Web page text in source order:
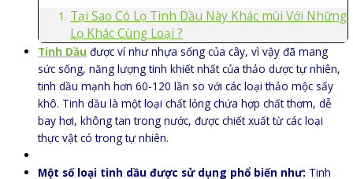
Tại Sao Có Lọ Tinh Dầu Này Khác mùi Với Những
Lọ Khác Cùng Loại ?
Tinh Dầu được ví như nhựa sống của cây, vì vậy đã mang
sức sống, năng lượng tinh khiết nhất của thảo dược tự nhiên,
tinh dầu mạnh hơn 60-120 lần so với các loại thảo mộc sấy
khô. Tinh dầu là một loại chất lỏng chứa hợp chất thơm, dễ
bay hơi, không tan trong nước, được chiết xuất từ các loại
thực vật có trong tự nhiên.
Một số loại tinh dầu được sử dụng phổ biến như: Tinh